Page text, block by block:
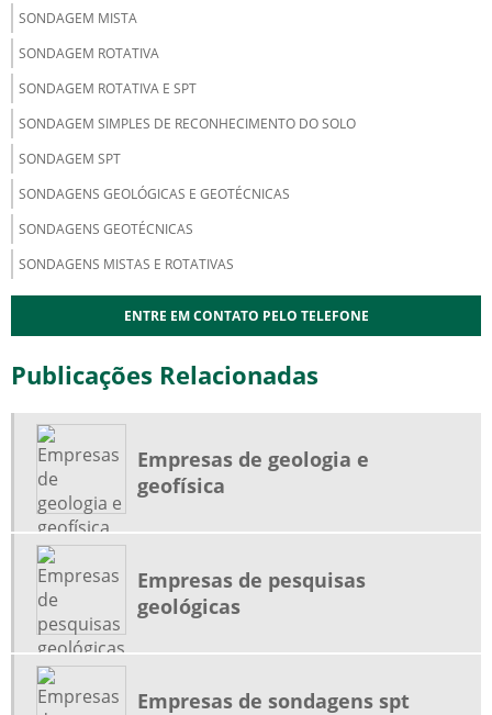
SONDAGEM MISTA
SONDAGEM ROTATIVA
SONDAGEM ROTATIVA E SPT
SONDAGEM SIMPLES DE RECONHECIMENTO DO SOLO
SONDAGEM SPT
SONDAGENS GEOLÓGICAS E GEOTÉCNICAS
SONDAGENS GEOTÉCNICAS
SONDAGENS MISTAS E ROTATIVAS
ENTRE EM CONTATO PELO TELEFONE
Publicações Relacionadas
Empresas de geologia e
geofísica
Empresas de pesquisas
geológicas
Empresas de sondagens spt